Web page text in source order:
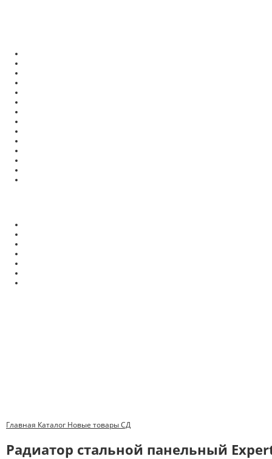
Главная Каталог Новые товарыСД
Радиатор стальной панельный